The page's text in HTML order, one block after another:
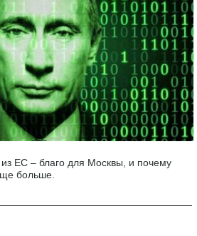
ЕС – благо для Москвы, и почему
больше.